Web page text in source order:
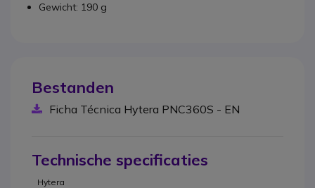
Gewicht: 190 g
Bestanden
Ficha Técnica Hytera PNC360S - EN
Technische specificaties
Hytera